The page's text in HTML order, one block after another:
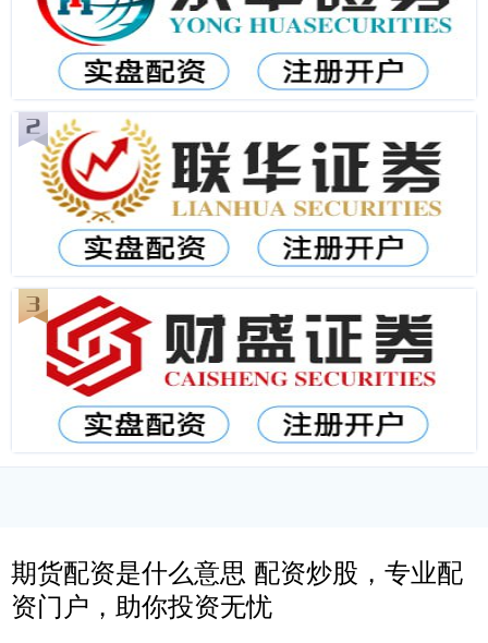
期货配资是什么意思 配资炒股，专业配
资门户，助你投资无忧